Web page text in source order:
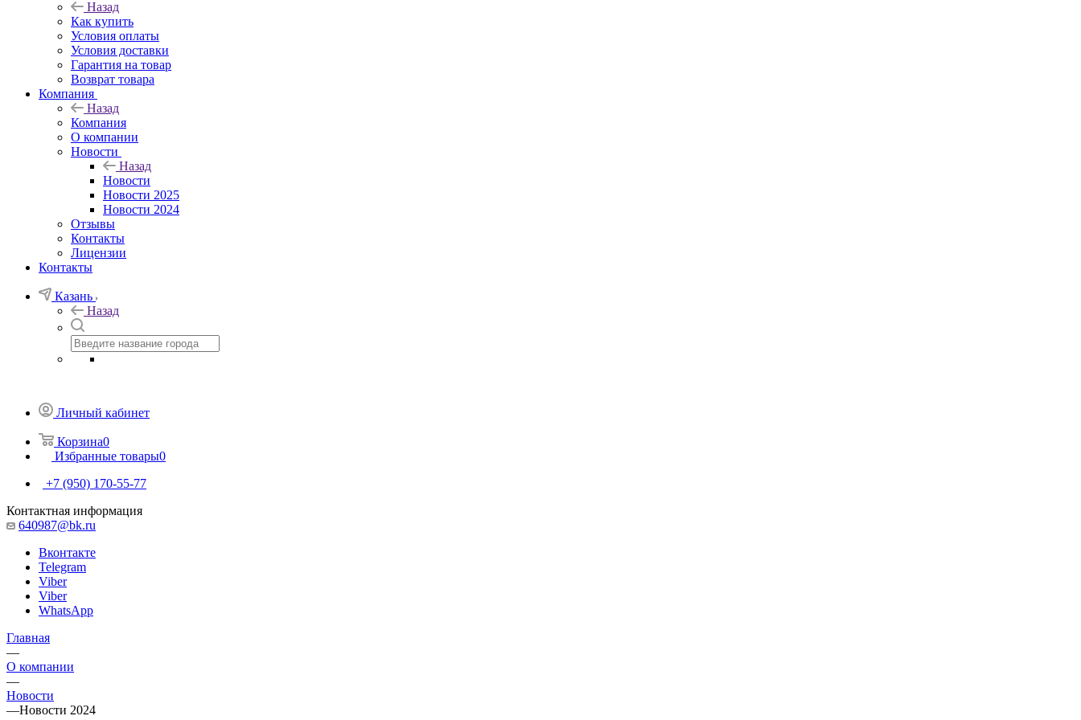
Назад
Как купить
Условия оплаты
Условия доставки
Гарантия на товар
Возврат товара
Компания
Назад
Компания
О компании
Новости
Назад
Новости
Новости 2025
Новости 2024
Отзывы
Контакты
Лицензии
Контакты
Казань
Назад
Личный кабинет
Корзина0
Избранные товары0
+7 (950) 170-55-77
Контактная информация
640987@bk.ru
Вконтакте
Telegram
Viber
Viber
WhatsApp
Главная
—
О компании
—
Новости
—Новости 2024